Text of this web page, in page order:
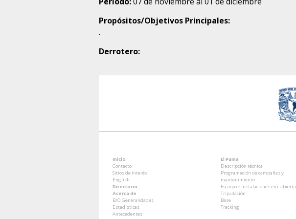
Propósitos/Objetivos Principales:
.
Derrotero:
Inicio
Contacto
Sitios de interés
English
Directorio
Acerca de
B/O Generalidades
Estadísticas
Antecedentes
El Puma
Descripción técnica
Programación de campañas y
mantenimiento
Equipo e instalaciones en cubierta
Tripulación
Base
Tracking